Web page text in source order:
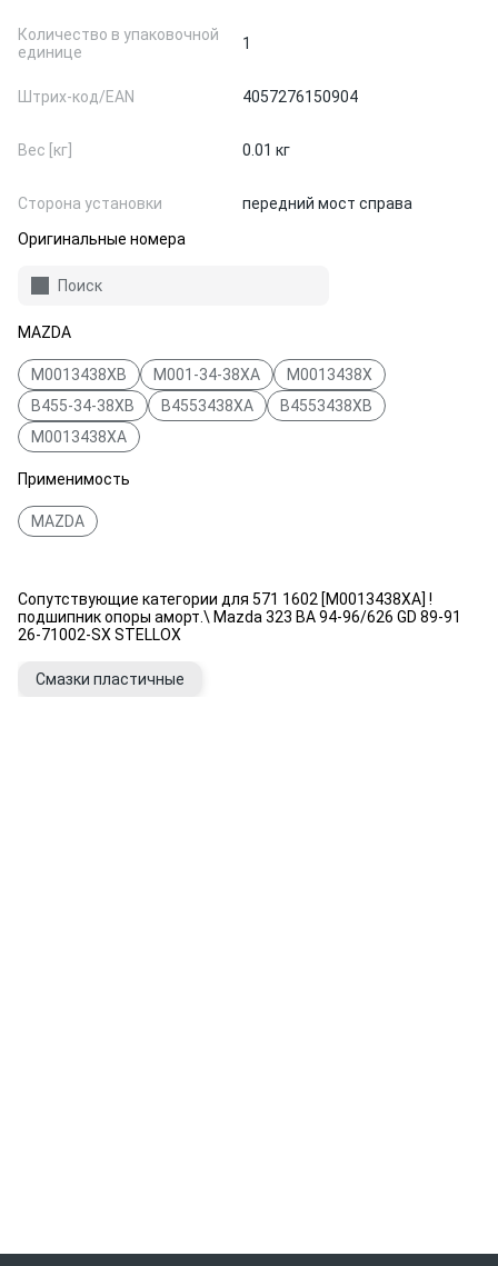
Количество в упаковочной
единице
1
Штрих-код/EAN 4057276150904
Вес [кг] 0.01 кг
Сторона установки
передний мост справа
Оригинальные номера
Поиск
MAZDA
M0013438XB M001-34-38XA
M0013438X
B455-34-38XB
B4553438XA
B4553438XB
M0013438XA
Применимость
MAZDA
Сопутствующие категории для 571 1602 [M0013438XA] !
подшипник опоры аморт.\ Mazda 323 BA 94-96/626 GD 89-91
26-71002-SX STELLOX
Смазки пластичные